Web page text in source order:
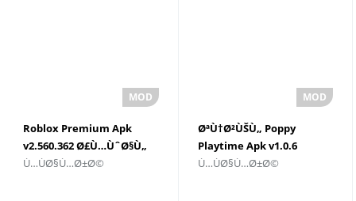
Roblox Premium Apk
v2.560.362 Ø£Ù…ÙˆØ§Ù„
ØºÙŠØ± Ù…Ø­Ø¯ÙˆØ¯Ø©
Ù…ÙØ§Ù…Ø±Ø©
ØªÙ†Ø²ÙŠÙ„ Poppy
Playtime Apk v1.0.6
Ù„Ù†Ø¸Ø§Ù… Android
Ù…ÙØ§Ù…Ø±Ø©